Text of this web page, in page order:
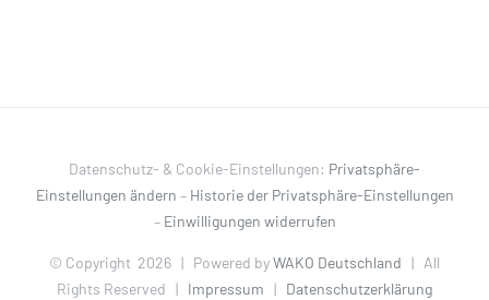
Datenschutz- & Cookie-Einstellungen: Privatsphäre-
Einstellungen ändern – Historie der Privatsphäre-Einstellungen
– Einwilligungen widerrufen
© Copyright 2026 | Powered byWAKO Deutschland | All
Rights Reserved | Impressum | Datenschutzerklärung